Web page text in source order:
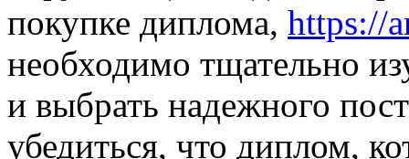
покупке диплома, https://
необходимо тщательно
и выбрать надежного
убедиться, что диплом,